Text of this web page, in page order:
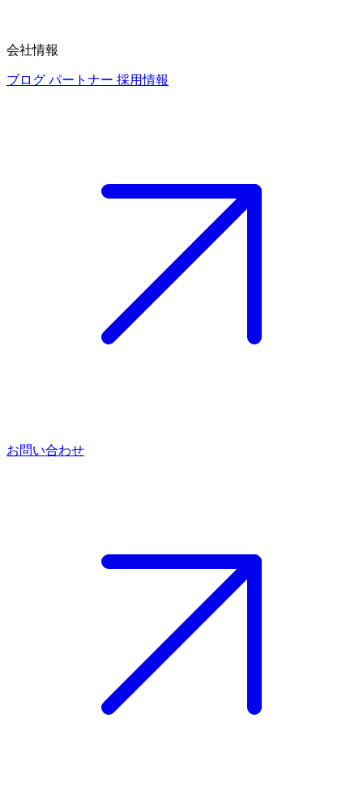
会社情報
ブログ パートナー 採用情報
お問い合わせ